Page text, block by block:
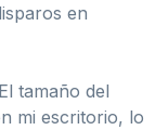
en
tamaño del
mi escritorio, lo